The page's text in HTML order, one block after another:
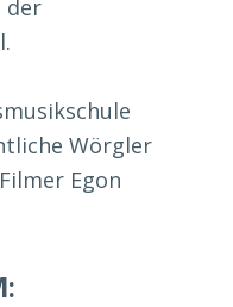
der
Wörgler
Egon